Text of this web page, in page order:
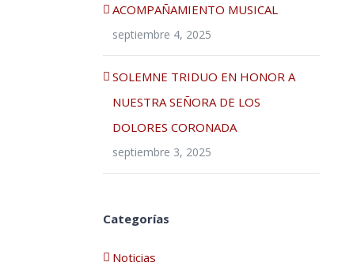
ACOMPAÑAMIENTO MUSICAL
septiembre 4, 2025
SOLEMNE TRIDUO EN HONOR A
NUESTRA SEÑORA DE LOS
DOLORES CORONADA
septiembre 3, 2025
Categorías
Noticias